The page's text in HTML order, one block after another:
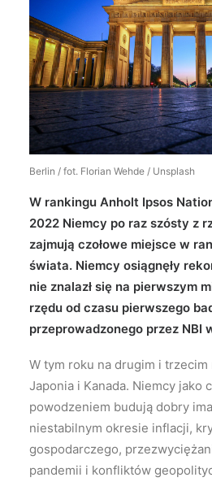
Wyszukiwanie
Berlin / fot. Florian Wehde / Unsplash
W rankingu Anholt Ipsos
2022 Niemcy po raz szósty z
zajmują czołowe miejsce w
świata. Niemcy osiągnęły
nie znalazł się na pierwszym
rzędu od czasu pierwszego
przeprowadzonego przez NBI
W tym roku na drugim i
Japonia i Kanada. Niemcy jako
powodzeniem budują dobry
niestabilnym okresie inflacji,
gospodarczego,
pandemii i konfliktów